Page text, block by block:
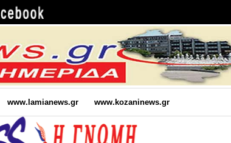
www.lamianews.gr www.kozaninews.gr